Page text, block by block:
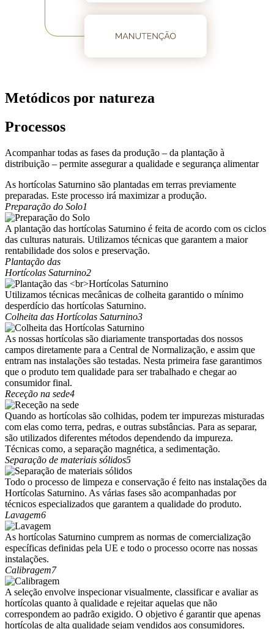
Metódicos por natureza
Processos
Acompanhar todas as fases da produção – da plantação à
distribuição – permite assegurar a qualidade e segurança alimentar
As hortícolas Saturnino são plantadas em terras previamente
preparadas. Este processo irá maximizar a produção.
Preparação do Solo1
A plantação das hortícolas Saturnino é feita de acordo com os ciclos
das culturas naturais. Utilizamos técnicas que garantem a maior
rentabilidade dos solos e preservação.
Plantação das
Hortícolas Saturnino2
Utilizamos técnicas mecânicas de colheita garantido o mínimo
desperdício das hortícolas Saturnino.
Colheita das Hortícolas Saturnino3
As nossas hortícolas são diariamente transportadas dos nossos
campos diretamente para a Central de Normalização, e assim que
entram nas instalações são testadas. Nesta primeira fase garantimos
que o produto tem qualidade para ser trabalhado e chegar ao
consumidor final.
Receção na sede4
Quando as hortícolas são colhidas, podem ter impurezas misturadas
com elas como terra, pedras, e outras substâncias. Para as separar,
são utilizados diferentes métodos dependendo da impureza.
Técnicas como, a separação magnética, a sedimentação.
Separação de materiais sólidos5
Todo o processo de limpeza e conservação é feito nas instalações da
Hortícolas Saturnino. As várias fases são acompanhadas por
técnicos especializados que garantem a qualidade do produto.
Lavagem6
As hortícolas Saturnino cumprem as normas de comercialização
específicas definidas pela UE e todo o processo ocorre nas nossas
instalações.
Calibragem7
A seleção envolve inspecionar visualmente, classificar e avaliar as
hortícolas quanto à qualidade e rejeitar aquelas que não
correspondem ao padrão exigido. O objetivo é garantir que apenas
hortícolas de alta qualidade sejam vendidos aos consumidores.